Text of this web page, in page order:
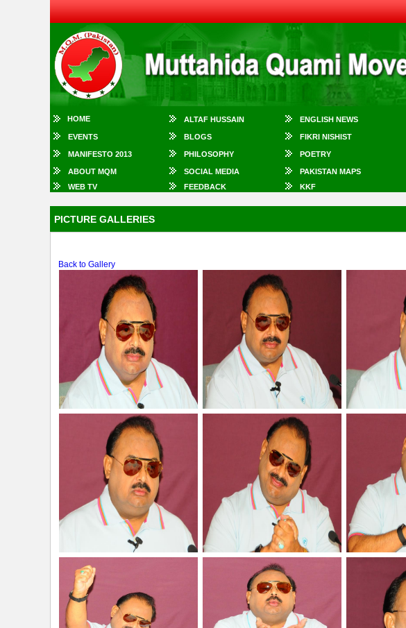
HOME ALTAF HUSSAIN ENGLISH NEWS
EVENTS BLOGS FIKRI NISHIST
MANIFESTO 2013 PHILOSOPHY POETRY
ABOUT MQM SOCIAL MEDIA PAKISTAN MAPS
WEB TV
FEEDBACK KKF
PICTURE GALLERIES
Back to Gallery